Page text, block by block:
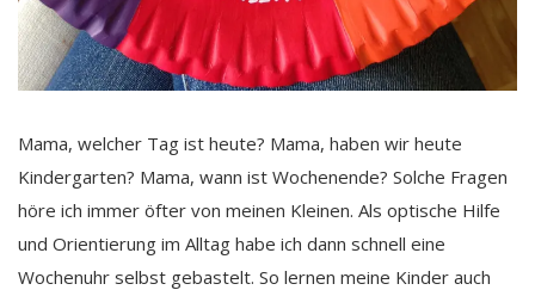
Mama, welcher Tag ist heute? Mama, haben wir heute
Kindergarten? Mama, wann ist Wochenende? Solche Fragen
höre ich immer öfter von meinen Kleinen. Als optische Hilfe
und Orientierung im Alltag habe ich dann schnell eine
Wochenuhr selbst gebastelt. So lernen meine Kinder auch